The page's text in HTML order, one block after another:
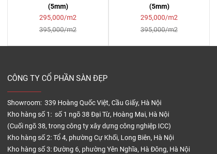
(5mm)
295,000/m2
395,000/m2
(5mm)
295,000/m2
395,000/m2
CÔNG TY CỔ PHẦN SÀN ĐẸP
Showroom: 339 Hoàng Quốc Việt, Cầu Giấy, Hà Nội
Kho hàng số 1: số 1 ngõ 38 Đại Từ, Hoàng Mai, Hà Nội
(Cuối ngõ 38, trong công ty xây dựng công nghiệp ICC)
Kho hàng số 2: Tổ 4, phường Cự Khối, Long Biên, Hà Nội
Kho hàng số 3: Đường 6, phường Yên Nghĩa, Hà Đông, Hà Nội